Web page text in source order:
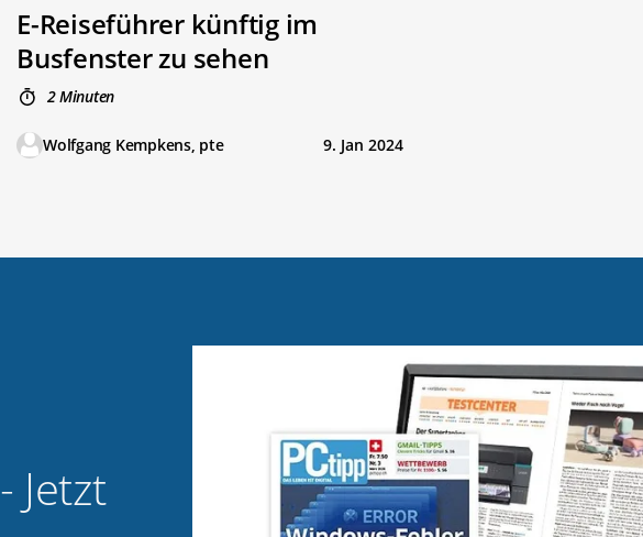
E-Reiseführer künftig im
Busfenster zu sehen
2 Minuten
Wolfgang Kempkens, pte 9. Jan 2024
- Jetzt